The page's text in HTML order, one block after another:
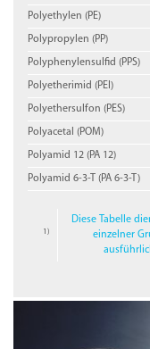
Polyethylen (PE)
Polypropylen (PP)
Polyphenylensulfid (PPS)
Polyetherimid (PEI)
Polyethersulfon (PES)
Polyacetal (POM)
Polyamid 12 (PA 12)
Polyamid 6-3-T (PA 6-3-T)
1)
Diese Tabelle
einzelner